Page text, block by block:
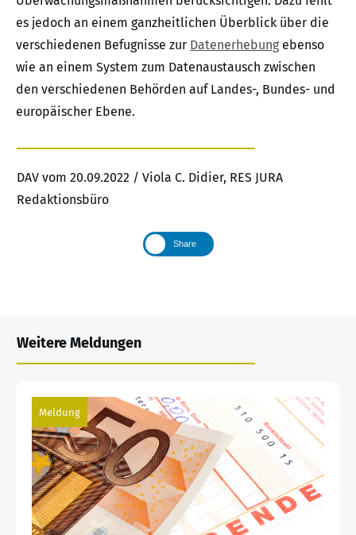
es jedoch an einem ganzheitlichen Überblick über die
verschiedenen Befugnisse zur Datenerhebungebenso
wie an einem System zum Datenaustausch zwischen
den verschiedenen Behörden auf Landes-, Bundes- und
europäischer Ebene.
DAV vom 20.09.2022 / Viola C. Didier, RES JURA
Redaktionsbüro
Share
Weitere Meldungen
Meldung